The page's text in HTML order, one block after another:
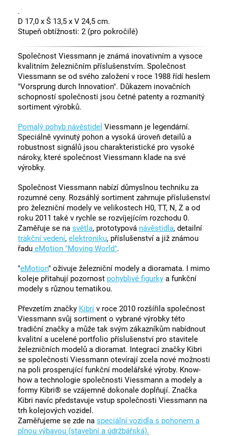
.
D 17,0 x Š 13,5 x V 24,5 cm.
Stupeň obtížnosti: 2 (pro pokročilé)
Společnost Viessmann je známá inovativním a vysoce
kvalitním železničním příslušenstvím. Společnost
Viessmann se od svého založení v roce 1988 řídí heslem
"Vorsprung durch Innovation". Důkazem inovačních
schopností společnosti jsou četné patenty a rozmanitý
sortiment výrobků.
Pomalý pohyb návěstidel Viessmann je legendární.
Speciálně vyvinutý pohon a vysoká úroveň detailů a
robustnost signálů jsou charakteristické pro vysoké
nároky, které společnost Viessmann klade na své
výrobky.
Společnost Viessmann nabízí důmyslnou techniku za
rozumné ceny. Rozsáhlý sortiment zahrnuje příslušenství
pro železniční modely ve velikostech H0, TT, N, Z a od
roku 2011 také v rychle se rozvíjejícím rozchodu 0.
Zaměřuje se na světla, prototypová návěstidla, detailní
trakční vedení, elektroniku, příslušenství a již známou
řadu eMotion "Moving World".
"eMotion" oživuje železniční modely a dioramata. I mimo
koleje přitahují pozornost pohyblivé figurky a funkční
modely s různou tematikou.
Převzetím značky Kibri v roce 2010 rozšířila společnost
Viessmann svůj sortiment o vybrané výrobky této
tradiční značky a může tak svým zákazníkům nabídnout
kvalitní a ucelené portfolio příslušenství pro stavitele
železničních modelů a dioramat. Integrací značky Kibri
se společnosti Viessmann otevírají zcela nové možnosti
na poli prosperující funkční modelářské výroby. Know-
how a technologie společnosti Viessmann a modely a
formy Kibri® se vzájemně dokonale doplňují. Značka
Kibri navíc představuje vstup společnosti Viessmann na
trh kolejových vozidel.
Zaměřujeme se zde na speciální vozidla s pohonem a
plnou výbavou (stavební a údržbářská).